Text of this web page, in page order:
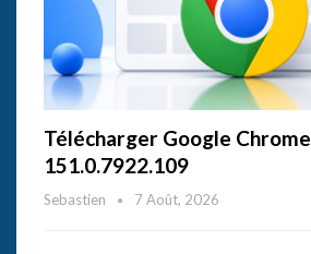
Télécharger Google Chrome
151.0.7922.109
Sebastien 7 Août, 2026